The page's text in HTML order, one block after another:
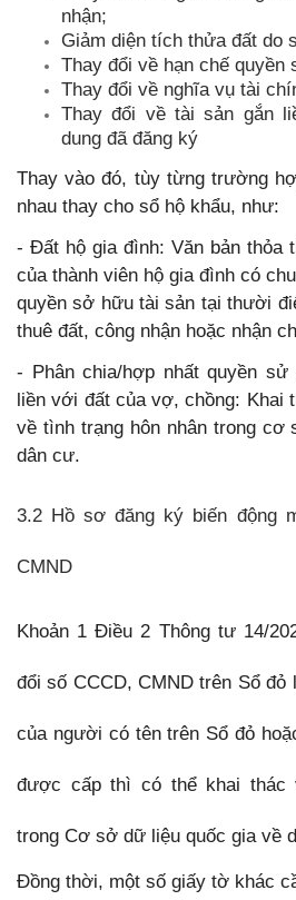
nhận;
Giảm diện tích thửa đất do
Thay đổi về hạn chế quyền
Thay đổi về nghĩa vụ tài
Thay đổi về tài sản gắn
dung đã đăng ký
Thay vào đó, tùy từng trường
nhau thay cho sổ hộ khẩu, như:
- Đất hộ gia đình: Văn bản thỏa
của thành viên hộ gia đình có
quyền sở hữu tài sản tại thười
thuê đất, công nhận hoặc nhận
- Phân chia/hợp nhất quyền
liền với đất của vợ, chồng: Khai
về tình trạng hôn nhân trong cơ
dân cư.
3.2 Hồ sơ đăng ký biến động
CMND
Khoản 1 Điều 2 Thông tư 14/
đổi số CCCD, CMND trên Sổ đỏ
của người có tên trên Sổ đỏ
được cấp thì có thể khai thác
trong Cơ sở dữ liệu quốc gia về
Đồng thời, một số giấy tờ khác